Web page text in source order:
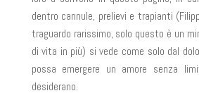
dentro cannule, prelievi e trapianti
traguardo rarissimo, solo questo è un
di vita in più) si vede come solo dal
possa emergere un amore senza
desiderano.